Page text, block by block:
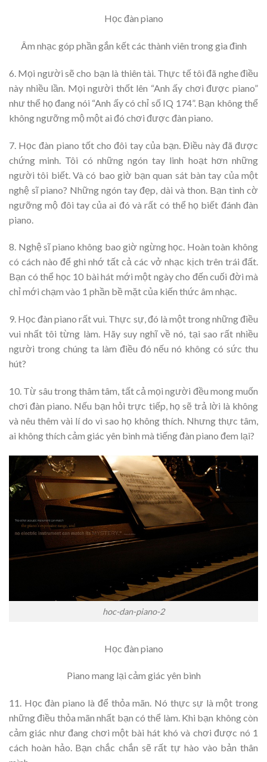
Học đàn piano
Âm nhạc góp phần gắn kết các thành viên trong gia đình
6. Mọi người sẽ cho bạn là thiên tài. Thực tế tôi đã nghe điều
này nhiều lần. Mọi người thốt lên “Anh ấy chơi được piano”
như thể họ đang nói “Anh ấy có chỉ số IQ 174”. Bạn không thể
không ngưỡng mộ một ai đó chơi được đàn piano.
7. Học đàn piano tốt cho đôi tay của bạn. Điều này đã được
chứng minh. Tôi có những ngón tay linh hoạt hơn những
người tôi biết. Và có bao giờ bạn quan sát bàn tay của một
nghệ sĩ piano? Những ngón tay đẹp, dài và thon. Bạn tình cờ
ngưỡng mộ đôi tay của ai đó và rất có thể họ biết đánh đàn
piano.
8. Nghệ sĩ piano không bao giờ ngừng học. Hoàn toàn không
có cách nào để ghi nhớ tất cả các vở nhạc kịch trên trái đất.
Bạn có thể học 10 bài hát mới một ngày cho đến cuối đời mà
chỉ mới chạm vào 1 phần bề mặt của kiến thức âm nhạc.
9. Học đàn piano rất vui. Thực sự, đó là một trong những điều
vui nhất tôi từng làm. Hãy suy nghĩ về nó, tại sao rất nhiều
người trong chúng ta làm điều đó nếu nó không có sức thu
hút?
10. Từ sâu trong thâm tâm, tất cả mọi người đều mong muốn
chơi đàn piano. Nếu bạn hỏi trực tiếp, họ sẽ trả lời là không
và nêu thêm vài lí do vì sao họ không thích. Nhưng thực tâm,
ai không thích cảm giác yên bình mà tiếng đàn piano đem lại?
hoc-dan-piano-2
Học đàn piano
Piano mang lại cảm giác yên bình
11. Học đàn piano là để thỏa mãn. Nó thực sự là một trong
những điều thỏa mãn nhất bạn có thể làm. Khi bạn không còn
cảm giác như đang chơi một bài hát khó và chơi được nó 1
cách hoàn hảo. Bạn chắc chắn sẽ rất tự hào vào bản thân